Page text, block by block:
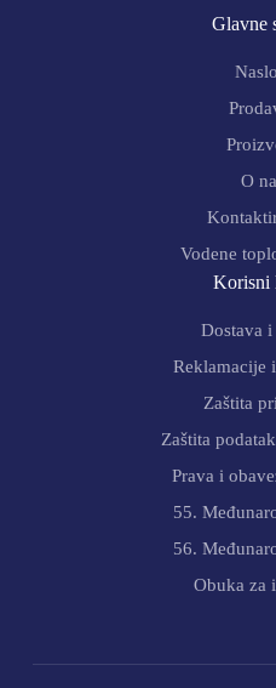
Glavne
O
Vodene
Korisni
Dostava i
Reklamacije
Zaštita
Zaštita
Prava i
55.
56.
Obuka za